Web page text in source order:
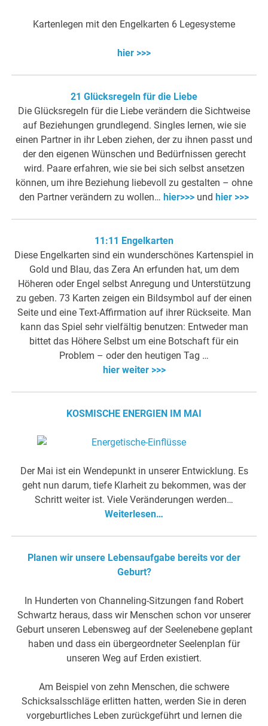
Kartenlegen mit den Engelkarten 6 Legesysteme
hier >>>
21 Glücksregeln für die Liebe
Die Glücksregeln für die Liebe verändern die Sichtweise
auf Beziehungen grundlegend. Singles lernen, wie sie
einen Partner in ihr Leben ziehen, der zu ihnen passt und
der den eigenen Wünschen und Bedürfnissen gerecht
wird. Paare erfahren, wie sie bei sich selbst ansetzen
können, um ihre Beziehung liebevoll zu gestalten – ohne
den Partner verändern zu wollen… hier>>> und hier >>>
11:11 Engelkarten
Diese Engelkarten sind ein wunderschönes Kartenspiel in
Gold und Blau, das Zera An erfunden hat, um dem
Höheren oder Engel selbst Anregung und Unterstützung
zu geben. 73 Karten zeigen ein Bildsymbol auf der einen
Seite und eine Text-Affirmation auf ihrer Rückseite. Man
kann das Spiel sehr vielfältig benutzen: Entweder man
bittet das Höhere Selbst um eine Botschaft für ein
Problem – oder den heutigen Tag …
hier weiter >>>
KOSMISCHE ENERGIEN IM MAI
Der Mai ist ein Wendepunkt in unserer Entwicklung. Es
geht nun darum, tiefe Klarheit zu bekommen, was der
Schritt weiter ist. Viele Veränderungen werden…
Weiterlesen…
Planen wir unsere Lebensaufgabe bereits vor der
Geburt?
In Hunderten von Channeling-Sitzungen fand Robert
Schwartz heraus, dass wir Menschen schon vor unserer
Geburt unseren Lebensweg auf der Seelenebene geplant
haben und dass ein übergeordneter Seelenplan für
unseren Weg auf Erden existiert.
Am Beispiel von zehn Menschen, die schwere
Schicksalsschläge erlitten hatten, werden Sie in deren
vorgeburtliches Leben zurückgeführt und lernen die